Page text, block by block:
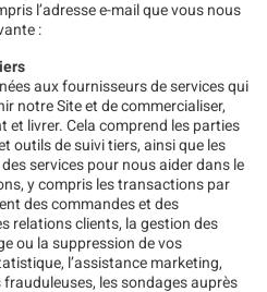
l’adresse e-mail que vous nous
:
aux fournisseurs de services qui
notre Site et de commercialiser,
et livrer. Cela comprend les parties
outils de suivi tiers, ainsi que les
services pour nous aider dans le
y compris les transactions par
des commandes et des
relations clients, la gestion des
ou la suppression de vos
l’assistance marketing,
frauduleuses, les sondages auprès